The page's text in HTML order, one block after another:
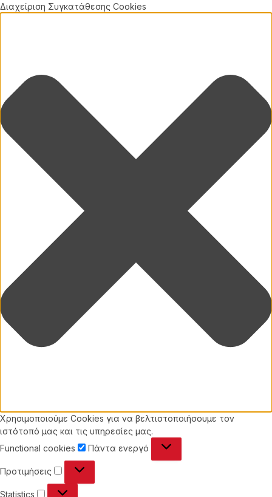
Διαχείριση Συγκατάθεσης Cookies
Χρησιμοποιούμε Cookies για να βελτιστοποιήσουμε τον
ιστότοπό μας και τις υπηρεσίες μας.
Functional cookies
Functional
Πάντα ενεργό
Προτιμήσεις Προτιμήσεις
Statistics Statistics